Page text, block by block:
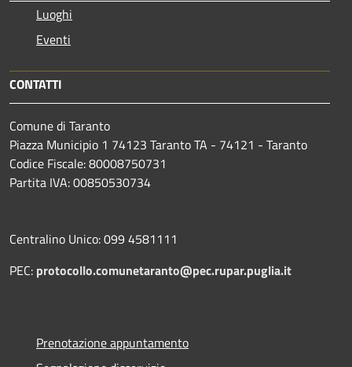
Luoghi
Eventi
CONTATTI
Comune di Taranto
Piazza Municipio 1 74123 Taranto TA - 74121 - Taranto
Codice Fiscale: 80008750731
Partita IVA: 00850530734
Centralino Unico: 099 4581111
PEC: protocollo.comunetaranto@pec.rupar.puglia.it
Prenotazione appuntamento